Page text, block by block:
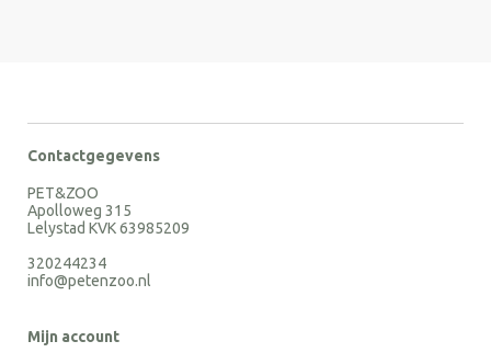
Contactgegevens
PET&ZOO
Apolloweg 315
Lelystad KVK 63985209
320244234
info@petenzoo.nl
Mijn account